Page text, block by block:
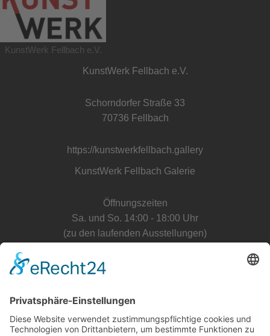
KunstWerk Fellbach e.V.
KunstWerk Fellbach e.V.
Schorndorfer Straße 33
70736 Fellbach
https://kunstwerkfellbach.gallery
KunstWerk Fellbach Galerie
Öffnungszeiten
Sa. und So. 14:00 - 18:00 Uhr
(zu den laufenden Ausstellungen)
Anfahrt Galerie
Verein
info@kunstwerkfellbachev.de